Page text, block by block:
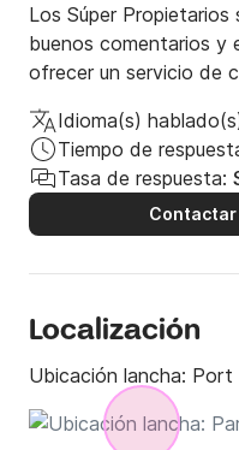
Los Súper Propietarios
buenos comentarios y
ofrecer un servicio de
Idioma(s)
Tiempo de
Tasa de respuesta:
Localización
Ubicación lancha: Port